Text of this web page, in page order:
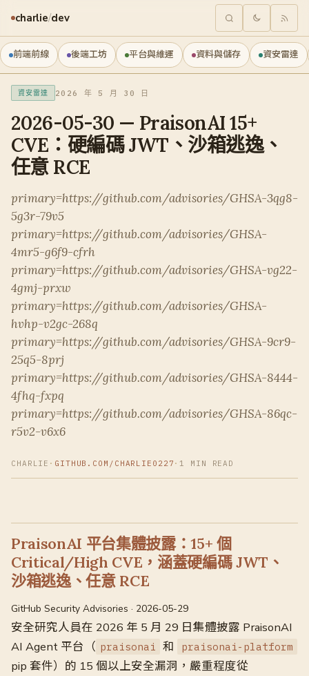
charlie/dev
前端前線 後端工坊 平台與維運 資料與儲存 資安雷達
資安雷達 2026 年 5 月 30 日
2026-05-30 — PraisonAI 15+
CVE：硬編碼 JWT、沙箱逃逸、
任意 RCE
primary=https://github.com/advisories/GHSA-3qg8-
5g3r-79v5
primary=https://github.com/advisories/GHSA-
4mr5-g6f9-cfrh
primary=https://github.com/advisories/GHSA-vg22-
4gmj-prxw
primary=https://github.com/advisories/GHSA-
hvhp-v2gc-268q
primary=https://github.com/advisories/GHSA-9cr9-
25q5-8prj
primary=https://github.com/advisories/GHSA-8444-
4fhq-fxpq
primary=https://github.com/advisories/GHSA-86qc-
r5v2-v6x6
CHARLIE · GITHUB.COM/CHARLIE0227 · 1 MIN READ
PraisonAI 平台集體披露：15+ 個
Critical/High CVE，涵蓋硬編碼 JWT、
沙箱逃逸、任意 RCE
GitHub Security Advisories · 2026-05-29
安全研究人員在 2026 年 5 月 29 日集體披露 PraisonAI
AI Agent 平台（ praisonai 和 praisonai-platform
pip 套件）的 15 個以上安全漏洞，嚴重程度從